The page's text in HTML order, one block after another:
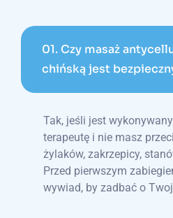
01.Czy masaż
chińską jest
Tak, jeśli jest
terapeutę i nie masz
żylaków, zakrzepicy,
Przed pierwszym
wywiad, by zadbać o